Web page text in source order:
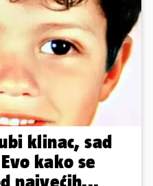
klinac, sad
kako se
najvećih...